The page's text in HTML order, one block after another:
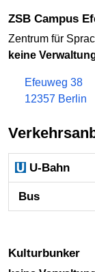
ZSB Campus
Zentrum für
keine
Efeuweg 38
12357 Berlin
U-Bahn
Bus
Kulturbunker